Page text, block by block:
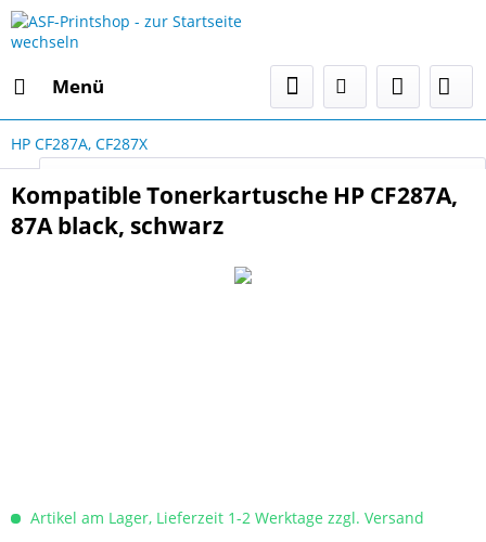
Menü
Select Language
HP CF287A, CF287X
Kompatible Tonerkartusche HP CF287A,
87A black, schwarz
Artikel am Lager, Lieferzeit 1-2 Werktage zzgl. Versand